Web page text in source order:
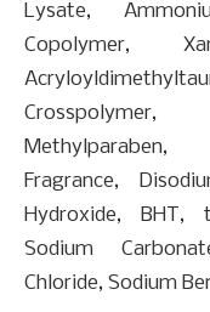
Lysate,
Copolymer,
Crosspolymer,
Methylparaben,
Fragrance,
Hydroxide, BHT,
Sodium
Chloride, Sodium